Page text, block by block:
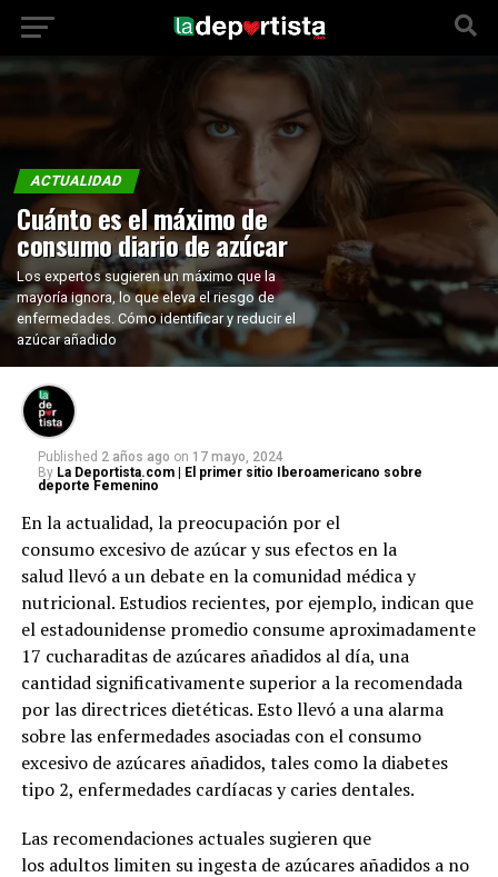
ACTUALIDAD
Cuánto es el máximo de
consumo diario de azúcar
Los expertos sugieren un máximo que la
mayoría ignora, lo que eleva el riesgo de
enfermedades. Cómo identificar y reducir el
azúcar añadido
Published 2 años ago on 17 mayo, 2024
By La Deportista.com | El primer sitio Iberoamericano sobre
deporte Femenino
En la actualidad, la preocupación por el
consumo excesivo de azúcar y sus efectos en la
salud llevó a un debate en la comunidad médica y
nutricional. Estudios recientes, por ejemplo, indican que
el estadounidense promedio consume aproximadamente
17 cucharaditas de azúcares añadidos al día, una
cantidad significativamente superior a la recomendada
por las directrices dietéticas. Esto llevó a una alarma
sobre las enfermedades asociadas con el consumo
excesivo de azúcares añadidos, tales como la diabetes
tipo 2, enfermedades cardíacas y caries dentales.
Las recomendaciones actuales sugieren que
los adultos limiten su ingesta de azúcares añadidos a no